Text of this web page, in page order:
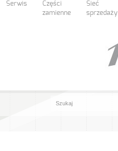
Serwis
Części
zamienne
Sieć
sprzedaży